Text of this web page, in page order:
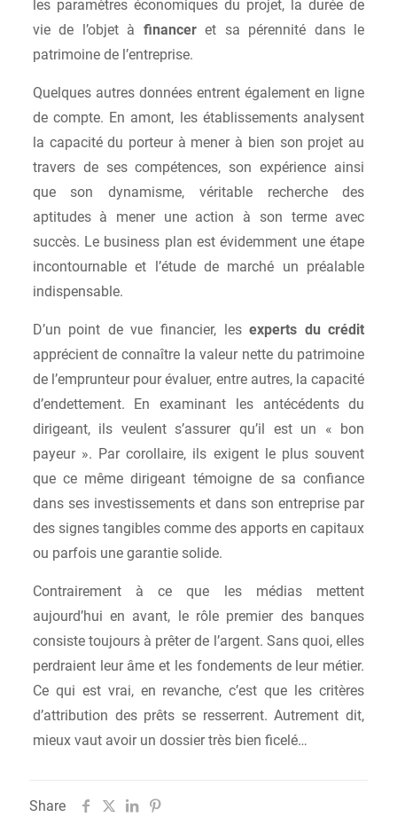
les paramètres économiques du projet, la durée de
vie de l’objet à financeret sa pérennité dans le
patrimoine de l’entreprise.
Quelques autres données entrent également en ligne
de compte. En amont, les établissements analysent
la capacité du porteur à mener à bien son projet au
travers de ses compétences, son expérience ainsi
que son dynamisme, véritable recherche des
aptitudes à mener une action à son terme avec
succès. Le business plan est évidemment une étape
incontournable et l’étude de marché un préalable
indispensable.
D’un point de vue financier, lesexperts du crédit
apprécient de connaître la valeur nette du patrimoine
de l’emprunteur pour évaluer, entre autres, la capacité
d’endettement. En examinant les antécédents du
dirigeant, ils veulent s’assurer qu’il est un « bon
payeur ». Par corollaire, ils exigent le plus souvent
que ce même dirigeant témoigne de sa confiance
dans ses investissements et dans son entreprise par
des signes tangibles comme des apports en capitaux
ou parfois une garantie solide.
Contrairement à ce que les médias mettent
aujourd’hui en avant, le rôle premier des banques
consiste toujours à prêter de l’argent. Sans quoi, elles
perdraient leur âme et les fondements de leur métier.
Ce qui est vrai, en revanche, c’est que les critères
d’attribution des prêts se resserrent. Autrement dit,
mieux vaut avoir un dossier très bien ficelé…
Share